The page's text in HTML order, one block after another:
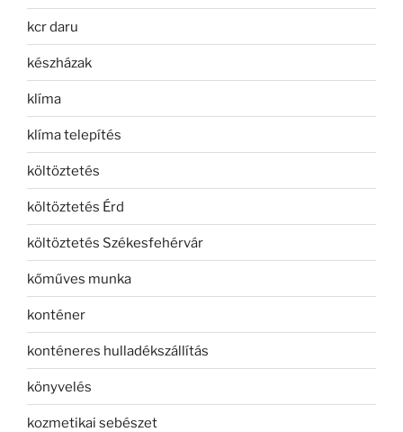
kcr daru
készházak
klíma
klíma telepítés
költöztetés
költöztetés Érd
költöztetés Székesfehérvár
kőműves munka
konténer
konténeres hulladékszállítás
könyvelés
kozmetikai sebészet